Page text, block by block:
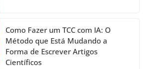
Como Fazer um TCC com IA: O
Método que Está Mudando a
Forma de Escrever Artigos
Científicos